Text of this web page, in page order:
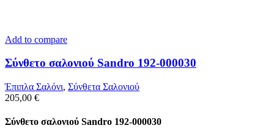
Add to compare
Σύνθετο σαλονιού Sandro 192-000030
Έπιπλα Σαλόνι, Σύνθετα Σαλονιού
205,00 €
Σύνθετο σαλονιού Sandro 192-000030